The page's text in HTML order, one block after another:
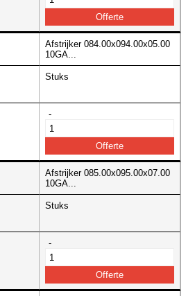
Afstrijker 084.00x094.00x05.00
10GA...
Stuks
-
Afstrijker 085.00x095.00x07.00
10GA...
Stuks
-